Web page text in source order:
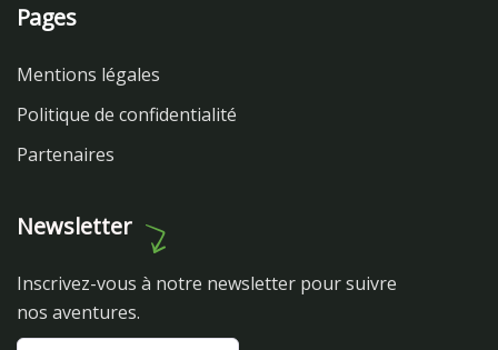
Pages
Mentions légales
Politique de confidentialité
Partenaires
Newsletter
Inscrivez-vous à notre newsletter pour suivre
nos aventures.